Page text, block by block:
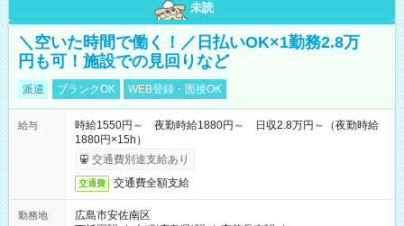
未読
＼空いた時間で働く！／日払いOK×1勤務2.8万
円も可！施設での見回りなど
派遣 ブランクOK WEB登録・面接OK
給与
時給1550円～ 夜勤時給1880円～ 日収2.8万円～（夜勤時給
1880円×15h）
交通費別途支給あり
交通費 交通費全額支給
勤務地
広島市安佐南区